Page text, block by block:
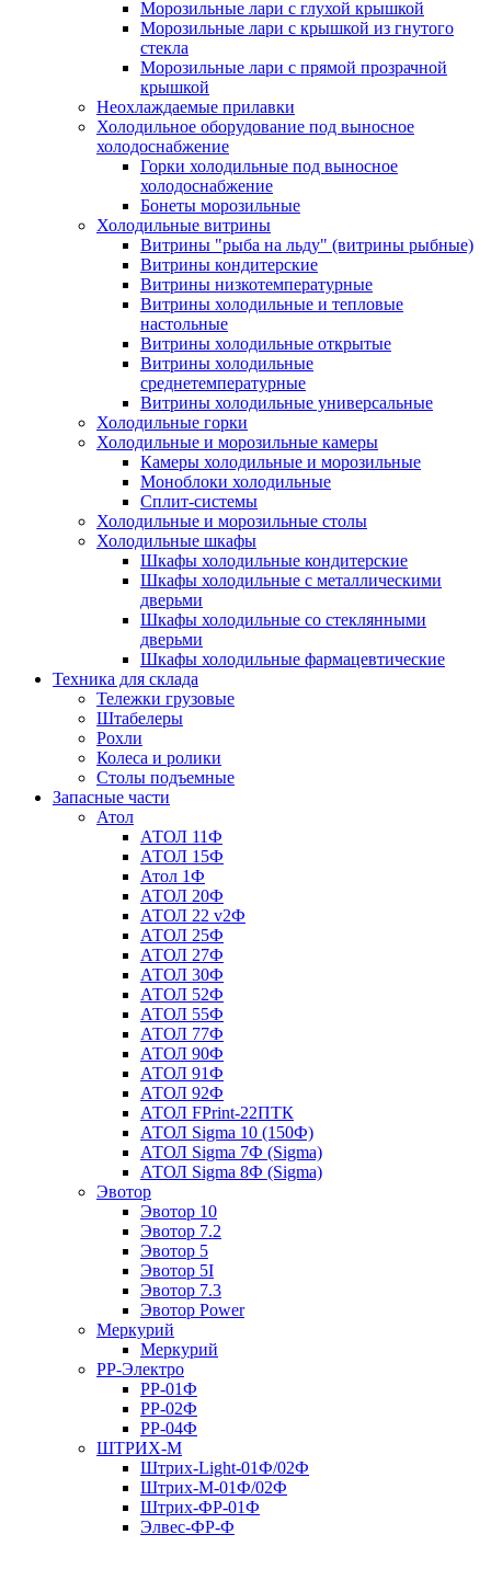
Морозильные лари с глухой крышкой
Морозильные лари с крышкой из гнутого
стекла
Морозильные лари с прямой прозрачной
крышкой
Неохлаждаемые прилавки
Холодильное оборудование под выносное
холодоснабжение
Горки холодильные под выносное
холодоснабжение
Бонеты морозильные
Холодильные витрины
Витрины "рыба на льду" (витрины рыбные)
Витрины кондитерские
Витрины низкотемпературные
Витрины холодильные и тепловые
настольные
Витрины холодильные открытые
Витрины холодильные
среднетемпературные
Витрины холодильные универсальные
Холодильные горки
Холодильные и морозильные камеры
Камеры холодильные и морозильные
Моноблоки холодильные
Сплит-системы
Холодильные и морозильные столы
Холодильные шкафы
Шкафы холодильные кондитерские
Шкафы холодильные с металлическими
дверьми
Шкафы холодильные со стеклянными
дверьми
Шкафы холодильные фармацевтические
Техника для склада
Тележки грузовые
Штабелеры
Рохли
Колеса и ролики
Столы подъемные
Запасные части
Атол
АТОЛ 11Ф
АТОЛ 15Ф
Атол 1Ф
АТОЛ 20Ф
АТОЛ 22 v2Ф
АТОЛ 25Ф
АТОЛ 27Ф
АТОЛ 30Ф
АТОЛ 52Ф
АТОЛ 55Ф
АТОЛ 77Ф
АТОЛ 90Ф
АТОЛ 91Ф
АТОЛ 92Ф
АТОЛ FPrint-22ПТК
АТОЛ Sigma 10 (150Ф)
АТОЛ Sigma 7Ф (Sigma)
АТОЛ Sigma 8Ф (Sigma)
Эвотор
Эвотор 10
Эвотор 7.2
Эвотор 5
Эвотор 5I
Эвотор 7.3
Эвотор Power
Меркурий
Меркурий
РР-Электро
РР-01Ф
РР-02Ф
РР-04Ф
ШТРИХ-М
Штрих-Light-01Ф/02Ф
Штрих-М-01Ф/02Ф
Штрих-ФР-01Ф
Элвес-ФР-Ф